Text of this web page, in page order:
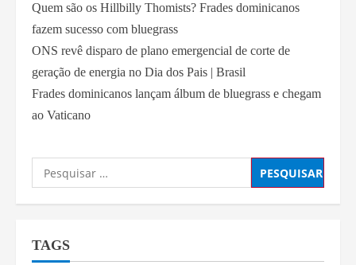
Quem são os Hillbilly Thomists? Frades dominicanos
fazem sucesso com bluegrass
ONS revê disparo de plano emergencial de corte de
geração de energia no Dia dos Pais | Brasil
Frades dominicanos lançam álbum de bluegrass e chegam
ao Vaticano
TAGS